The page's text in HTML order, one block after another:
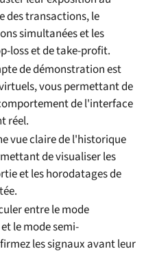
des transactions, le
simultanées et les
loss et de take-profit.
de démonstration est
vous permettant de
de l'interface
réel.
vue claire de l'historique
de visualiser les
et les horodatages de
entre le mode
le mode semi-
les signaux avant leur